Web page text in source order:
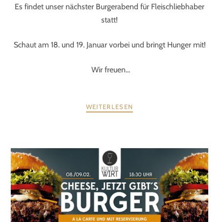
Es findet unser nächster Burgerabend für Fleischliebhaber
statt!
Schaut am 18. und 19. Januar vorbei und bringt Hunger mit!
Wir freuen...
WEITERLESEN